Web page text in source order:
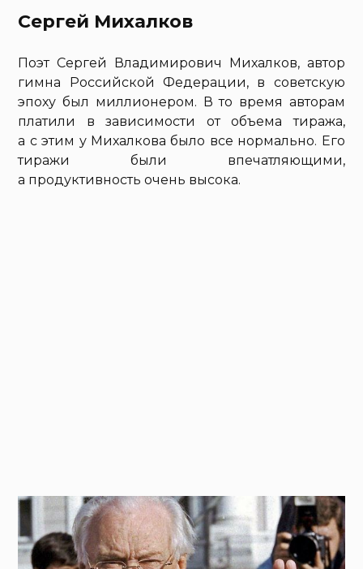
Сергей Михалков
Поэт Сергей Владимирович Михалков, автор
гимна Российской Федерации, в советскую
эпоху был миллионером. В то время авторам
платили в зависимости от объема тиража,
а с этим у Михалкова было все нормально. Его
тиражи были впечатляющими,
а продуктивность очень высока.